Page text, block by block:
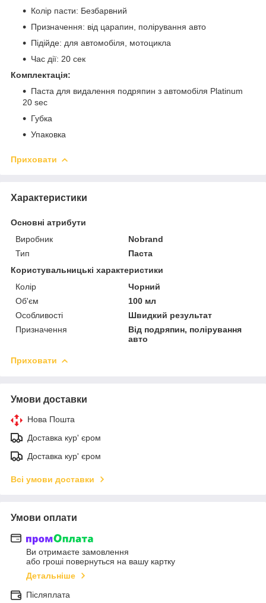
Колір пасти: Безбарвний
Призначення: від царапин, полірування авто
Підійде: для автомобіля, мотоцикла
Час дії: 20 сек
Комплектація:
Паста для видалення подряпин з автомобіля Platinum
20 sec
Губка
Упаковка
Приховати
Характеристики
Основні атрибути
Виробник
Nobrand
Тип
Паста
Користувальницькі характеристики
Колір
Чорний
Об'єм
100 мл
Особливості
Швидкий результат
Призначення
Від подряпин, полірування
авто
Приховати
Умови доставки
Нова Пошта
Доставка кур' єром
Доставка кур' єром
Всі умови доставки
Умови оплати
Ви отримаєте замовлення
або гроші повернуться на вашу картку
Детальніше
Післяплата